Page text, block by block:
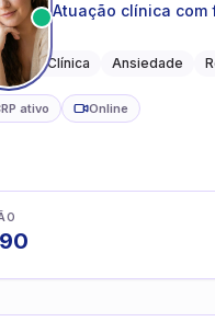
Atuação clínica com
e transições de vida
Clínica Ansiedade
ativo Online
90